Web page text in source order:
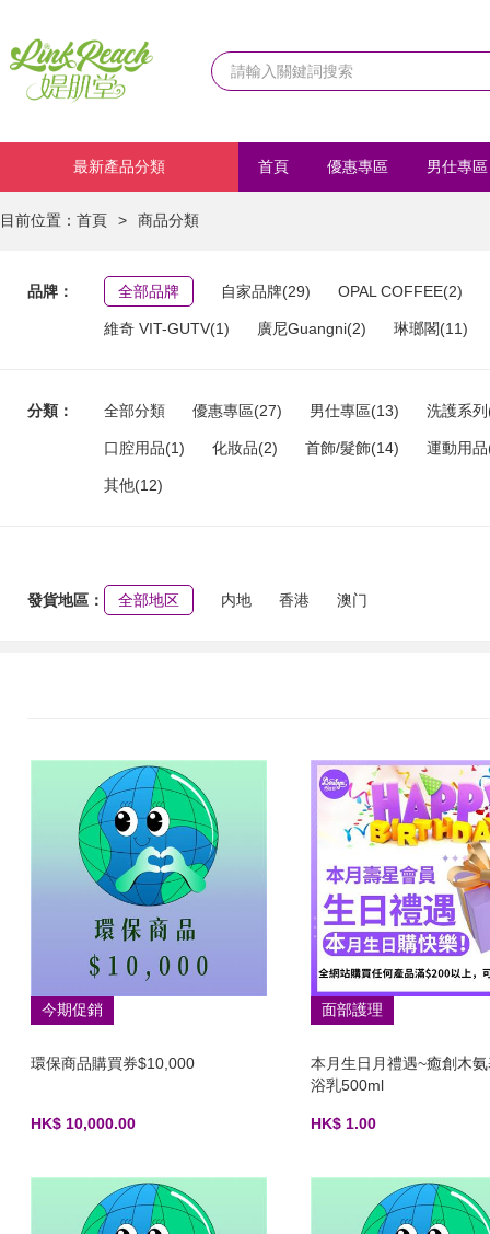
最新產品分類 首頁 優惠專區 男仕專區
目前位置： 首頁 > 商品分類
品牌： 全部品牌 自家品牌(29) OPAL COFFEE(2)
維奇 VIT-GUTV(1) 廣尼Guangni(2) 琳瑯閣(11)
分類： 全部分類 優惠專區(27) 男仕專區(13) 洗護系
口腔用品(1) 化妝品(2) 首飾/髮飾(14) 運動用
其他(12)
發貨地區： 全部地区 内地 香港 澳门
今期促銷
環保商品購買券$10,000
HK$ 10,000.00
面部護理
本月生日月禮遇~癒創木
浴乳500ml
HK$ 1.00